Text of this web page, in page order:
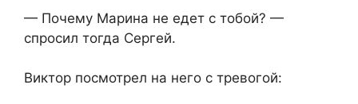
— Почему Марина не едет с тобой? —
спросил тогда Сергей.
Виктор посмотрел на него с тревогой: